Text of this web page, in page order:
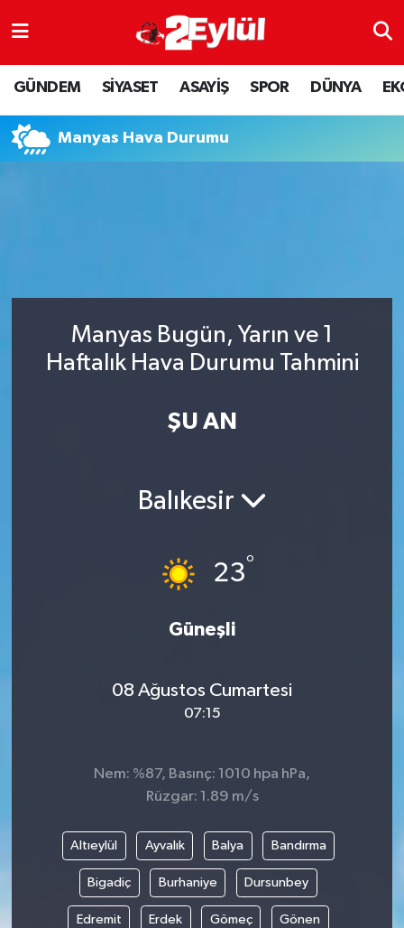
GÜNDEM SİYASET ASAYİŞ SPOR DÜNYA
Manyas Hava Durumu
Manyas Bugün, Yarın ve 1
Haftalık Hava Durumu Tahmini
ŞU AN
Balıkesir
23°
Güneşli
08 Ağustos Cumartesi
07:15
Nem: %87, Basınç: 1010 hpa hPa,
Rüzgar: 1.89 m/s
Altıeylül Ayvalık Balya Bandırma
Bigadiç Burhaniye Dursunbey
Edremit Erdek Gömeç Gönen
ASAYİŞ
DÜNYA
EKONOMİ
SİYASET
SPOR
Nöbetçi Eczaneler
Hava Durumu
Eskişehir Namaz Vakitleri
Tüm Manşetler
Son Dakika Haberleri